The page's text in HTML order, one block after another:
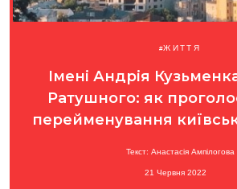
ЖИТТЯ
Імені Андрія
Ратушного: як
перейменування
Текст: Анастасія Ампілогова
21 Червня 2022